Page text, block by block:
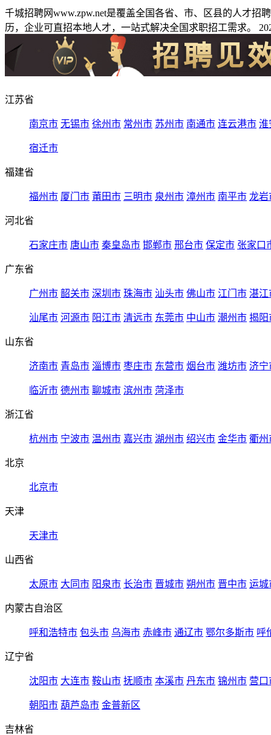
千城招聘网www.zpw.net是覆盖全国各省、市、区县的人才
历，企业可直招本地人才，一站式解决全国求职招工需求。
江苏省
南京市 无锡市 徐州市 常州市 苏州市 南通市 连云港市 淮
宿迁市
福建省
福州市 厦门市 莆田市 三明市 泉州市 漳州市 南平市 龙岩
河北省
石家庄市 唐山市 秦皇岛市 邯郸市 邢台市 保定市 张家口
广东省
广州市 韶关市 深圳市 珠海市 汕头市 佛山市 江门市 湛江
汕尾市 河源市 阳江市 清远市 东莞市 中山市 潮州市 揭阳
山东省
济南市 青岛市 淄博市 枣庄市 东营市 烟台市 潍坊市 济宁
临沂市 德州市 聊城市 滨州市 菏泽市
浙江省
杭州市 宁波市 温州市 嘉兴市 湖州市 绍兴市 金华市 衢州
北京
北京市
天津
天津市
山西省
太原市 大同市 阳泉市 长治市 晋城市 朔州市 晋中市 运城
内蒙古自治区
呼和浩特市 包头市 乌海市 赤峰市 通辽市 鄂尔多斯市 呼
辽宁省
沈阳市 大连市 鞍山市 抚顺市 本溪市 丹东市 锦州市 营口
朝阳市 葫芦岛市 金普新区
吉林省